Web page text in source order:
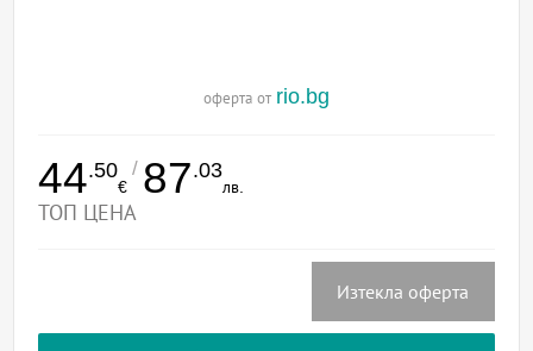
оферта от rio.bg
44.50
€
/ 87.03
лв.
ТОП ЦЕНА
Изтекла оферта